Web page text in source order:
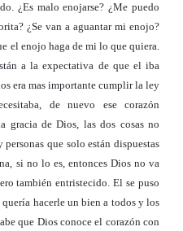
¿Es malo enojarse? ¿Me puedo
¿Se van a aguantar mi enojo?
el enojo haga de mi lo que quiera.
a la expectativa de que el iba
era mas importante cumplir la ley
de nuevo ese corazón
gracia de Dios, las dos cosas no
que solo están dispuestas
si no lo es, entonces Dios no va
también entristecido. El se puso
hacerle un bien a todos y los
que Dios conoce el corazón con